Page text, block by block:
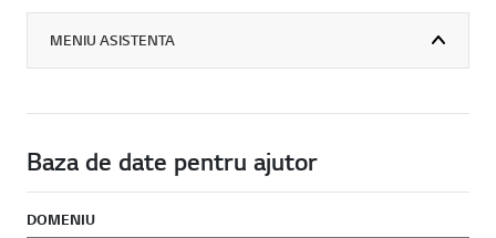
MENIU ASISTENTA
Baza de date pentru ajutor
DOMENIU